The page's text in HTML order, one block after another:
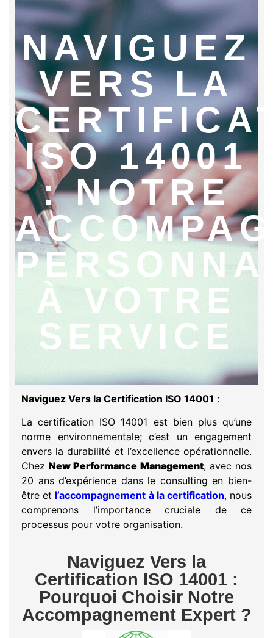
NAVIGUEZ
VERS LA
ISO 14001
: NOTRE
À VOTRE
SERVICE
Naviguez Vers la Certification ISO 14001 :
La certification ISO 14001 est bien plus qu’une
norme environnementale; c’est un engagement
envers la durabilité et l’excellence opérationnelle.
ChezNew Performance Management, avec nos
20 ans d’expérience dans le consulting en bien-
être et l’accompagnement à la certification, nous
comprenons l’importance cruciale de ce
processus pour votre organisation.
Naviguez Vers la
Certification ISO 14001 :
Pourquoi Choisir Notre
Accompagnement Expert ?